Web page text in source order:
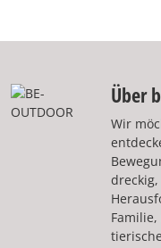
Über
Wir